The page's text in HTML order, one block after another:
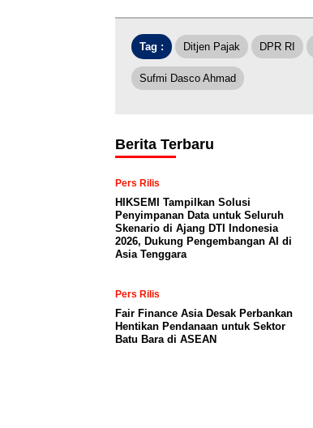
Tag : Ditjen Pajak DPR RI
Sufmi Dasco Ahmad
Berita Terbaru
Pers Rilis
HIKSEMI Tampilkan Solusi
Penyimpanan Data untuk Seluruh
Skenario di Ajang DTI Indonesia
2026, Dukung Pengembangan AI di
Asia Tenggara
Pers Rilis
Fair Finance Asia Desak Perbankan
Hentikan Pendanaan untuk Sektor
Batu Bara di ASEAN